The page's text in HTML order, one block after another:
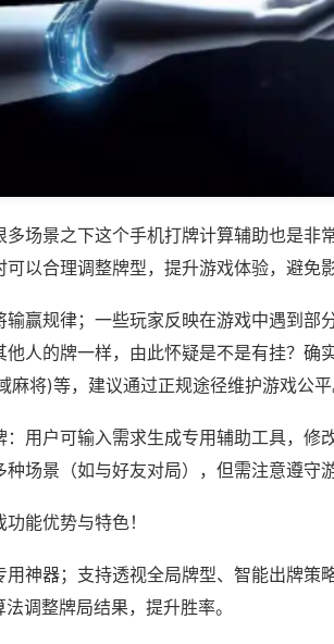
多场景之下这个手机打牌计算辅助也是非
可以合理调整牌型，提升游戏体验，避免
输赢规律；一些玩家反映在游戏中遇到部
他人的牌一样，由此怀疑是不是有挂？确
麻将)等，建议通过正规途径维护游戏公平
：用户可输入需求生成专用辅助工具，修
种场景（如与好友对局），但需注意遵守
能优势与特色！
用神器；支持透视全局牌型、智能出牌策
调整牌局结果，提升胜率。